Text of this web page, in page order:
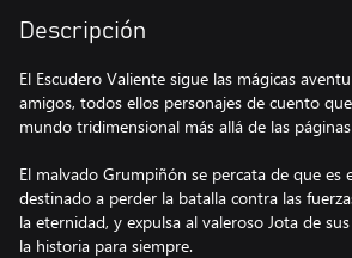
Descripción
El Escudero Valiente sigue las mágicas
amigos, todos ellos personajes de cuento
mundo tridimensional más allá de las
El malvado Grumpiñón se percata de que es
destinado a perder la batalla contra las
la eternidad, y expulsa al valeroso Jota de
la historia para siempre.